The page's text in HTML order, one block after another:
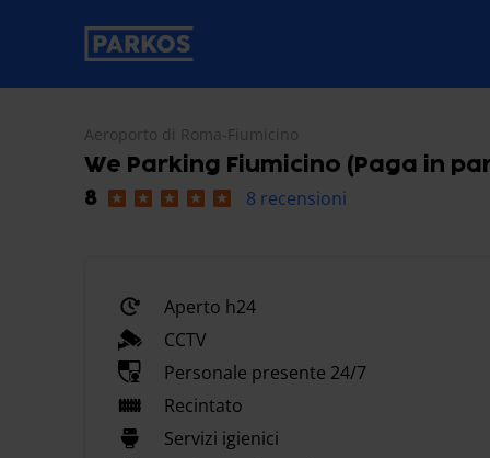
etichetta-navigazione-principale
Aeroporto di Roma-Fiumicino
We Parking Fiumicino (Paga in
8
8 recensioni
Aperto h24
CCTV
Personale presente 24/7
Recintato
Servizi igienici